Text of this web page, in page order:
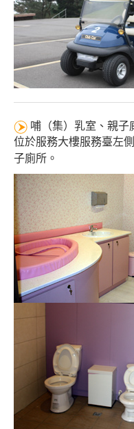
哺（集）乳室、親子
位於服務大樓服務臺左
子廁所。